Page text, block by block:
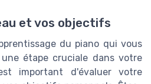
et vos objectifs
du piano qui vous
étape cruciale dans votre
important d'évaluer votre